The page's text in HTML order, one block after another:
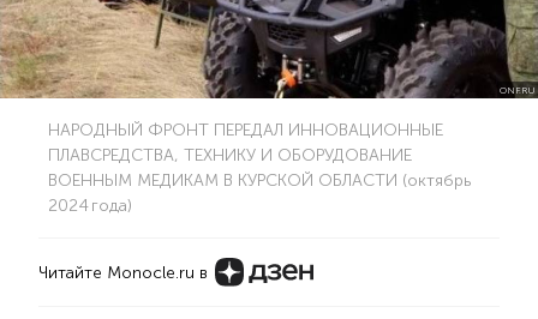
ONF.RU
НАРОДНЫЙ ФРОНТ ПЕРЕДАЛ ИННОВАЦИОННЫЕ
ПЛАВСРЕДСТВА, ТЕХНИКУ И ОБОРУДОВАНИЕ
ВОЕННЫМ МЕДИКАМ В КУРСКОЙ ОБЛАСТИ (октябрь
2024 года)
Читайте Monocle.ru в